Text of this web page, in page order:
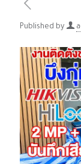
Published by